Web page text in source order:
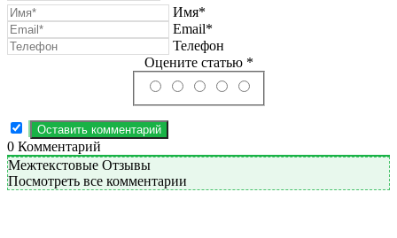
Имя*
Email*
Телефон
Оцените статью *
0 Комментарий
Межтекстовые Отзывы
Посмотреть все комментарии